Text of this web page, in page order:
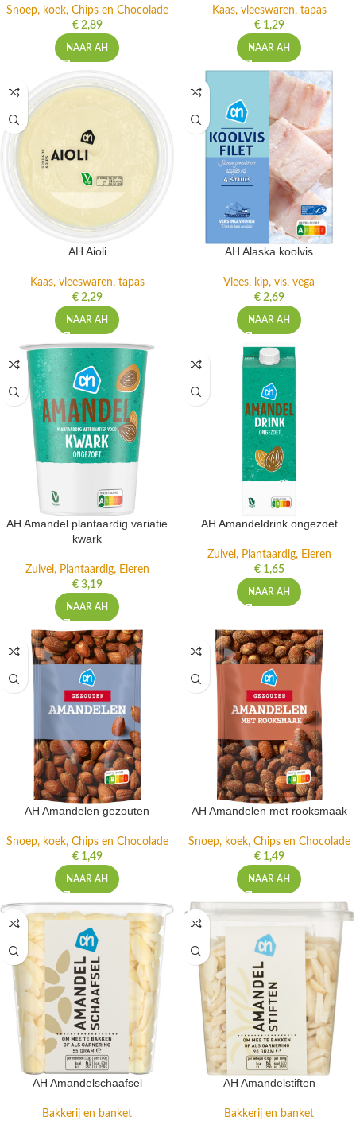
Snoep, koek, Chips en Chocolade
€2,89
NAAR AH
Kaas, vleeswaren, tapas
€1,29
NAAR AH
AH Aioli
Kaas, vleeswaren, tapas
€2,29
NAAR AH
AH Alaska koolvis
Vlees, kip, vis, vega
€2,69
NAAR AH
AH Amandel plantaardig variatie
kwark
Zuivel, Plantaardig, Eieren
€3,19
NAAR AH
AH Amandeldrink ongezoet
Zuivel, Plantaardig, Eieren
€1,65
NAAR AH
AH Amandelen gezouten
Snoep, koek, Chips en Chocolade
€1,49
NAAR AH
AH Amandelen met rooksmaak
Snoep, koek, Chips en Chocolade
€1,49
NAAR AH
AH Amandelschaafsel
Bakkerij en banket
AH Amandelstiften
Bakkerij en banket